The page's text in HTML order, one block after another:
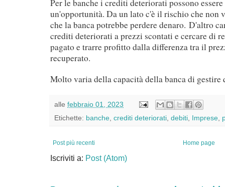
Per le banche i crediti deteriorati possono
un'opportunità. Da un lato c'è il rischio che non
che la banca potrebbe perdere denaro. D'altro
crediti deteriorati a prezzi scontati e cercare di
pagato e trarre profitto dalla differenza tra il
recuperato.
Molto varia della capacità della banca di gestire
alle febbraio 01, 2023
Etichette: banche crediti deteriorati debiti Imprese
Post più recenti Home page
Iscriviti a: Post (Atom)